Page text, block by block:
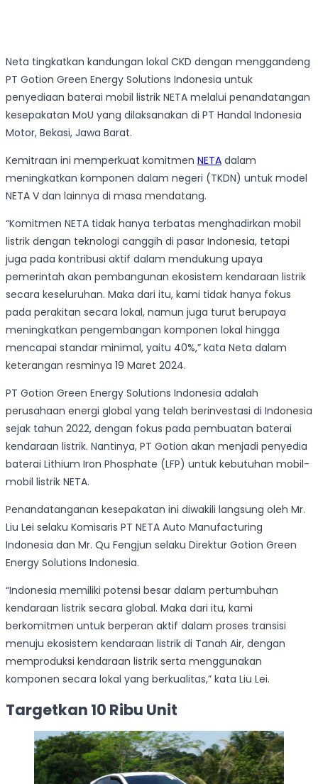
Neta tingkatkan kandungan lokal CKD dengan menggandeng
PT Gotion Green Energy Solutions Indonesia untuk
penyediaan baterai mobil listrik NETA melalui penandatangan
kesepakatan MoU yang dilaksanakan di PT Handal Indonesia
Motor, Bekasi, Jawa Barat.
Kemitraan ini memperkuat komitmen NETA dalam
meningkatkan komponen dalam negeri (TKDN) untuk model
NETA V dan lainnya di masa mendatang.
“Komitmen NETA tidak hanya terbatas menghadirkan mobil
listrik dengan teknologi canggih di pasar Indonesia, tetapi
juga pada kontribusi aktif dalam mendukung upaya
pemerintah akan pembangunan ekosistem kendaraan listrik
secara keseluruhan. Maka dari itu, kami tidak hanya fokus
pada perakitan secara lokal, namun juga turut berupaya
meningkatkan pengembangan komponen lokal hingga
mencapai standar minimal, yaitu 40%,” kata Neta dalam
keterangan resminya 19 Maret 2024.
PT Gotion Green Energy Solutions Indonesia adalah
perusahaan energi global yang telah berinvestasi di Indonesia
sejak tahun 2022, dengan fokus pada pembuatan baterai
kendaraan listrik. Nantinya, PT Gotion akan menjadi penyedia
baterai Lithium Iron Phosphate (LFP) untuk kebutuhan mobil-
mobil listrik NETA.
Penandatanganan kesepakatan ini diwakili langsung oleh Mr.
Liu Lei selaku Komisaris PT NETA Auto Manufacturing
Indonesia dan Mr. Qu Fengjun selaku Direktur Gotion Green
Energy Solutions Indonesia.
“Indonesia memiliki potensi besar dalam pertumbuhan
kendaraan listrik secara global. Maka dari itu, kami
berkomitmen untuk berperan aktif dalam proses transisi
menuju ekosistem kendaraan listrik di Tanah Air, dengan
memproduksi kendaraan listrik serta menggunakan
komponen secara lokal yang berkualitas,” kata Liu Lei.
Targetkan 10 Ribu Unit